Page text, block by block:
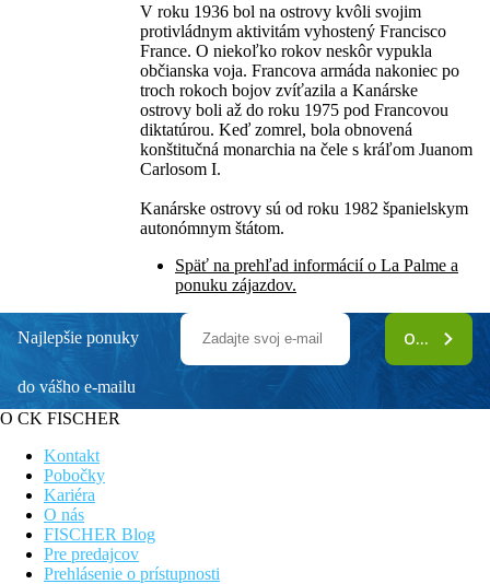
V roku 1936 bol na ostrovy kvôli svojim
protivládnym aktivitám vyhostený Francisco
France. O niekoľko rokov neskôr vypukla
občianska voja. Francova armáda nakoniec po
troch rokoch bojov zvíťazila a Kanárske
ostrovy boli až do roku 1975 pod Francovou
diktatúrou. Keď zomrel, bola obnovená
konštitučná monarchia na čele s kráľom Juanom
Carlosom I.
Kanárske ostrovy sú od roku 1982 španielskym
autonómnym štátom.
Späť na prehľad informácií o La Palme a
ponuku zájazdov.
Najlepšie ponuky
do vášho e-mailu
ODOBERAŤ
O CK FISCHER
Kontakt
Pobočky
Kariéra
O nás
FISCHER Blog
Pre predajcov
Prehlásenie o prístupnosti